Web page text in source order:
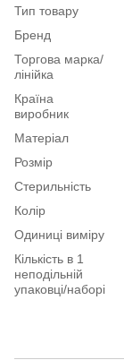
Тип товару
Бренд
Торгова марка/
лінійка
Країна
виробник
Матеріал
Розмір
Стерильність
Колір
Одиниці виміру
Кількість в 1
неподільній
упаковці/наборі